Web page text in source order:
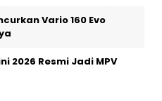
Vario 160 Evo
2026 Resmi Jadi MPV